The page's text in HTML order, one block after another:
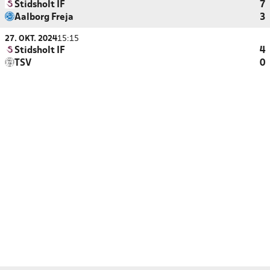
Stidsholt IF
7
Aalborg Freja
3
27. OKT. 202415:15
Stidsholt IF
4
TSV
0